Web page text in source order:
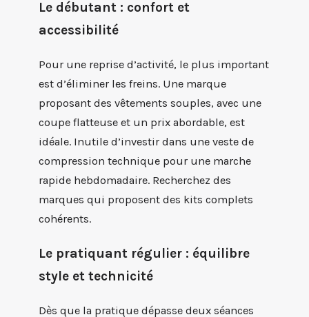
Le débutant : confort et
accessibilité
Pour une reprise d’activité, le plus important
est d’éliminer les freins. Une marque
proposant des vêtements souples, avec une
coupe flatteuse et un prix abordable, est
idéale. Inutile d’investir dans une veste de
compression technique pour une marche
rapide hebdomadaire. Recherchez des
marques qui proposent des kits complets
cohérents.
Le pratiquant régulier : équilibre
style et technicité
Dès que la pratique dépasse deux séances